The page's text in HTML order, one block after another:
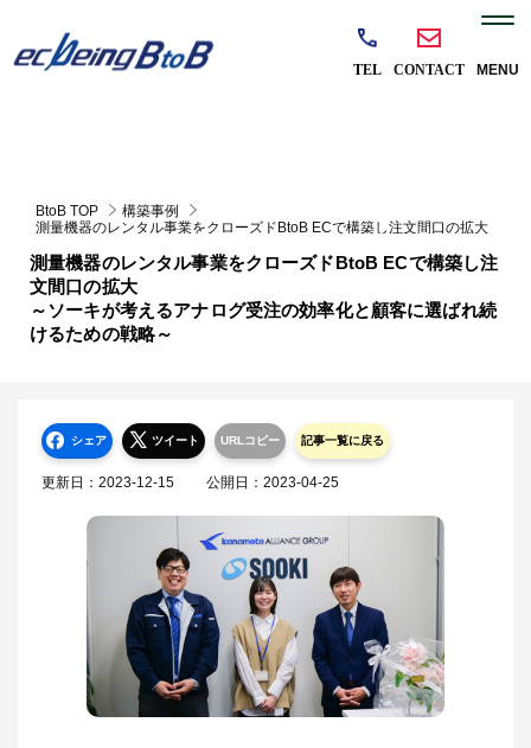
BtoB TOP
構築事例
測量機器のレンタル事業をクローズドBtoB ECで構築し注文間口の拡大
測量機器のレンタル事業をクローズドBtoB ECで構築し注
文間口の拡大
～ソーキが考えるアナログ受注の効率化と顧客に選ばれ続
けるための戦略～
シェア ツイート URLコピー 記事一覧に戻る
更新日： 2023-12-15 公開日： 2023-04-25